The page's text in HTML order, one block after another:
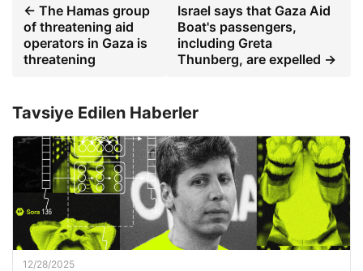
← The Hamas group
of threatening aid
operators in Gaza is
threatening
Israel says that Gaza Aid
Boat's passengers,
including Greta
Thunberg, are expelled →
Tavsiye Edilen Haberler
12/28/2025